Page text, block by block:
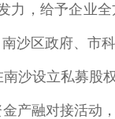
力，给予企业
沙区政府、市
设立私募股权
产融对接活动